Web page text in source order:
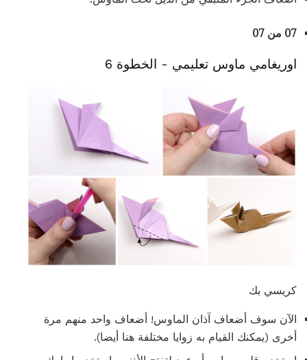
07 من 07
اوريغامي ماوس تعليمي - الخطوة 6
كريسي بك
الآن سوف أضعاف آذان الماوس! أضعاف واحد منهم مرة
أخرى (يمكنك القيام به زوايا مختلفة هنا أيضا).